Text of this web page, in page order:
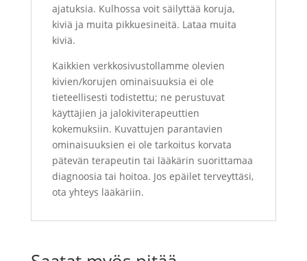
ajatuksia. Kulhossa voit säilyttää koruja,
kiviä ja muita pikkuesineitä. Lataa muita
kiviä.
Kaikkien verkkosivustollamme olevien
kivien/korujen ominaisuuksia ei ole
tieteellisesti todistettu; ne perustuvat
käyttäjien ja jalokiviterapeuttien
kokemuksiin. Kuvattujen parantavien
ominaisuuksien ei ole tarkoitus korvata
pätevän terapeutin tai lääkärin suorittamaa
diagnoosia tai hoitoa. Jos epäilet terveyttäsi,
ota yhteys lääkäriin.